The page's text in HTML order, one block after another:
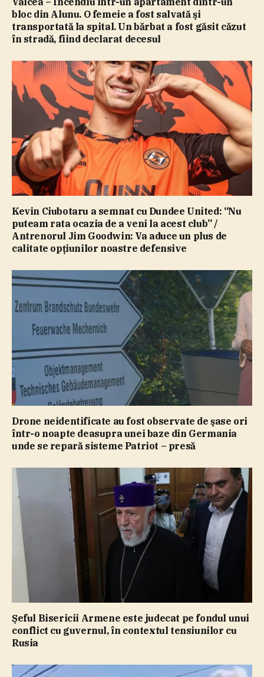
bloc din Alunu. O femeie a fost salvată şi
transportată la spital. Un bărbat a fost găsit căzut
în stradă, fiind declarat decesul
Kevin Ciubotaru a semnat cu Dundee United: “Nu
puteam rata ocazia de a veni la acest club” /
Antrenorul Jim Goodwin: Va aduce un plus de
calitate opţiunilor noastre defensive
Drone neidentificate au fost observate de şase ori
într-o noapte deasupra unei baze din Germania
unde se repară sisteme Patriot – presă
Şeful Bisericii Armene este judecat pe fondul unui
conflict cu guvernul, în contextul tensiunilor cu
Rusia